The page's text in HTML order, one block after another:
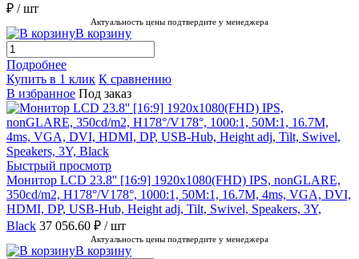
₽ / шт
Актуальность цены подтвердите у менеджера
В корзину
Подробнее
Купить в 1 клик К сравнению
В избранное Под заказ
Быстрый просмотр
Монитор LCD 23.8'' [16:9] 1920х1080(FHD) IPS, nonGLARE,
350cd/m2, H178°/V178°, 1000:1, 50M:1, 16.7M, 4ms, VGA, DVI,
HDMI, DP, USB-Hub, Height adj, Tilt, Swivel, Speakers, 3Y,
Black 37 056.60 ₽ / шт
Актуальность цены подтвердите у менеджера
В корзину